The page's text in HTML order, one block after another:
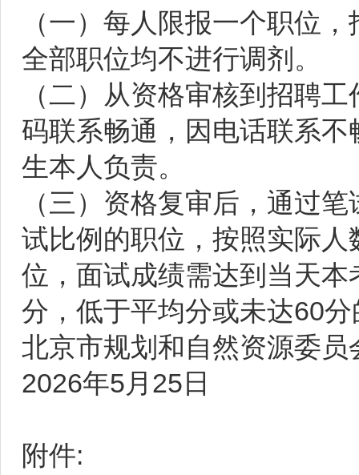
（一）每人限报一个职位
全部职位均不进行调剂。
（二）从资格审核到招聘
码联系畅通，因电话联系
生本人负责。
（三）资格复审后，通过
试比例的职位，按照实际
位，面试成绩需达到当天
分，低于平均分或未达60
北京市规划和自然资源委员
2026年5月25日
附件: